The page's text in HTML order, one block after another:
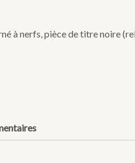
à nerfs, pièce de titre noire